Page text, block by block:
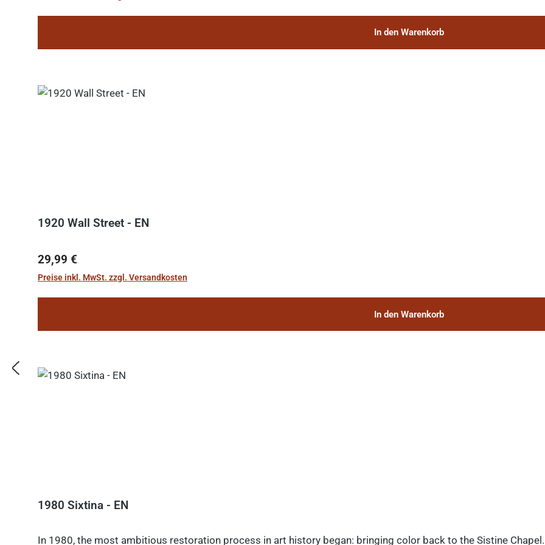
In den Warenkorb
1920 Wall Street - EN
Regulärer Preis:
29,99 €
Preise inkl. MwSt. zzgl. Versandkosten
In den Warenkorb
1980 Sixtina - EN
In 1980, the most ambitious restoration process in art history began: bringing color back to the Sistine